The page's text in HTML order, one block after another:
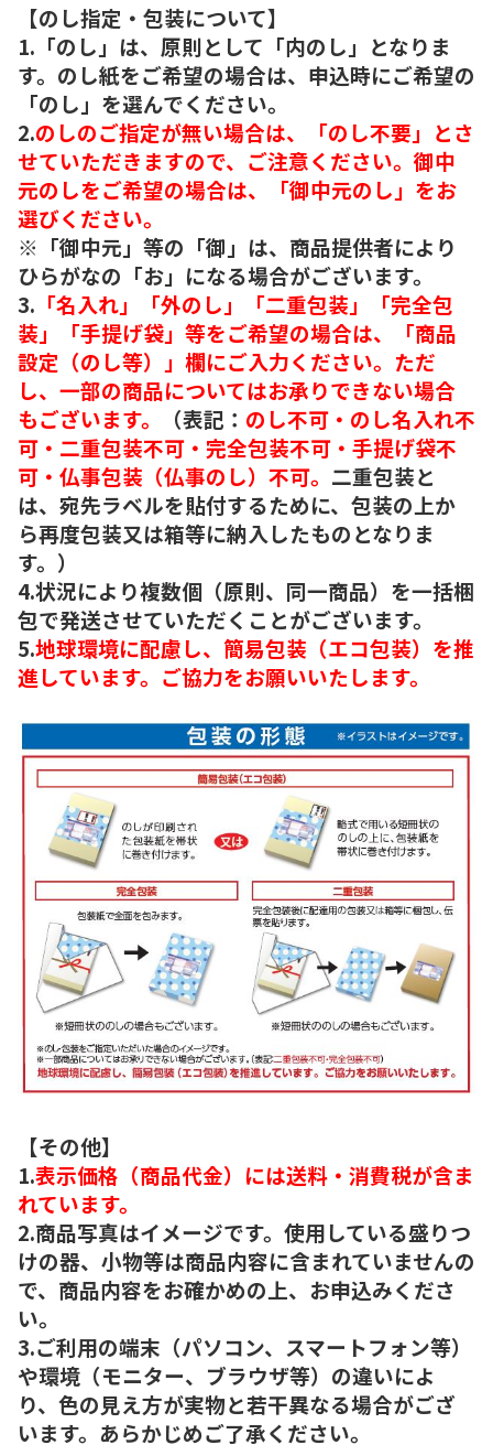
【のし指定・包装について】
1.「のし」は、原則として「内のし」となりま
す。のし紙をご希望の場合は、申込時にご希望の
「のし」を選んでください。
2.のしのご指定が無い場合は、「のし不要」とさ
せていただきますので、ご注意ください。御中
元のしをご希望の場合は、「御中元のし」をお
選びください。
※「御中元」等の「御」は、商品提供者により
ひらがなの「お」になる場合がございます。
3. 「名入れ」「外のし」「二重包装」「完全包
装」「手提げ袋」等をご希望の場合は、「商品
設定（のし等）」欄にご入力ください。ただ
し、一部の商品についてはお承りできない場合
もございます。
（表記： のし不可・のし名入れ不
可・二重包装不可・完全包装不可・手提げ袋不
可・仏事包装（仏事のし）不可。 二重包装と
は、宛先ラベルを貼付するために、包装の上か
ら再度包装又は箱等に納入したものとなりま
す。）
4.状況により複数個（原則、同一商品）を一括梱
包で発送させていただくことがございます。
5.地球環境に配慮し、簡易包装（エコ包装）を推
進しています。ご協力をお願いいたします。
【その他】
1.表示価格（商品代金）には送料・消費税が含ま
れています。
2.商品写真はイメージです。使用している盛りつ
けの器、小物等は商品内容に含まれていませんの
で、商品内容をお確かめの上、お申込みくださ
い。
3.ご利用の端末（パソコン、スマートフォン等）
や環境（モニター、ブラウザ等）の違いによ
り、色の見え方が実物と若干異なる場合がござ
います。あらかじめご了承ください。